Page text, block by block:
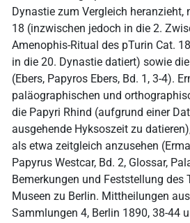
Dynastie zum Vergleich heranzieht,
18 (inzwischen jedoch in die 2.
Amenophis-Ritual des pTurin Cat.
in die 20. Dynastie datiert) sowie
(Ebers, Papyros Ebers, Bd. 1, 3-4).
paläographischen und
die Papyri Rhind (aufgrund einer
ausgehende Hyksoszeit zu
als etwa zeitgleich anzusehen
Papyrus Westcar, Bd. 2, Glossar,
Bemerkungen und Feststellung des
Museen zu Berlin. Mittheilungen
Sammlungen 4, Berlin 1890, 38-44